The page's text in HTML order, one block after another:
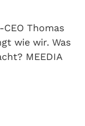
Thomas
wie wir. Was
MEEDIA